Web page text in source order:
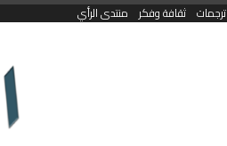
ترجمات ثقافة وفكر منتدى الرأي